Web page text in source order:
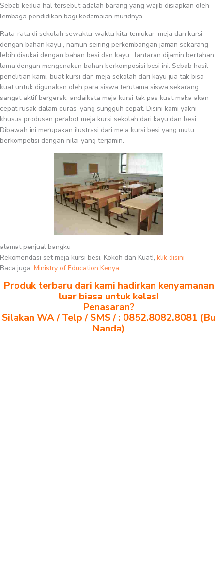
Sebab kedua hal tersebut adalah barang yang wajib disiapkan oleh
lembaga pendidikan bagi kedamaian muridnya .
Rata-rata di sekolah sewaktu-waktu kita temukan meja dan kursi
dengan bahan kayu , namun seiring perkembangan jaman sekarang
lebih disukai dengan bahan besi dan kayu , lantaran dijamin bertahan
lama dengan mengenakan bahan berkomposisi besi ini. Sebab hasil
penelitian kami, buat kursi dan meja sekolah dari kayu jua tak bisa
kuat untuk digunakan oleh para siswa terutama siswa sekarang
sangat aktif bergerak, andaikata meja kursi tak pas kuat maka akan
cepat rusak dalam durasi yang sungguh cepat. Disini kami yakni
khusus produsen perabot meja kursi sekolah dari kayu dan besi,
Dibawah ini merupakan ilustrasi dari meja kursi besi yang mutu
berkompetisi dengan nilai yang terjamin.
alamat penjual bangku
Rekomendasi set meja kursi besi, Kokoh dan Kuat!, klik disini
Baca juga: Ministry of Education Kenya
Produk terbaru dari kami hadirkan kenyamanan
luar biasa untuk kelas!
Penasaran?
Silakan WA / Telp / SMS / : 0852.8082.8081 (Bu
Nanda)